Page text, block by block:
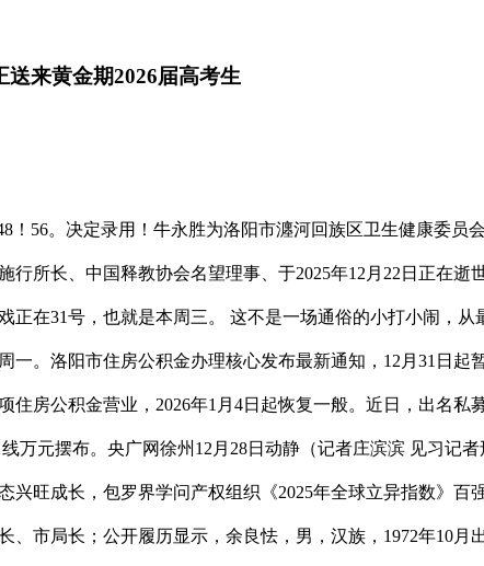
来黄金期2026届高考生
56。决定录用！牛永胜为洛阳市瀍河回族区卫生健康委员
行所长、中国释教协会名望理事、于2025年12月22日正在
正在31号，也就是本周三。 这不是一场通俗的小打小闹，
一。洛阳市住房公积金办理核心发布最新通知，12月31日
住房公积金营业，2026年1月4日起恢复一般。近日，出名
万元摆布。央广网徐州12月28日动静（记者庄滨滨 见习
兴旺成长，包罗界学问产权组织《2025年全球立异指数》
、市局长；公开履历显示，余良怯，男，汉族，1972年10